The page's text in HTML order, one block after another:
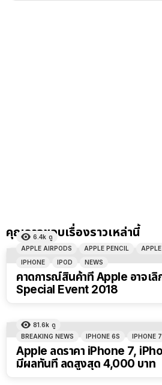
คุณอาจชอบเรื่องราวเหล่านี้
6.4k ดู
APPLE AIRPODS
APPLE PENCIL
IPHONE
IPOD NEWS
คาดการณ์สินค้าที่ Apple อาจเลิ
Special Event 2018
81.6k ดู
BREAKING NEWS
IPHONE 6S IPHONE 7
Apple ลดราคา iPhone 7,
มีผลทันที ลดสูงสุด 4,000 บาท